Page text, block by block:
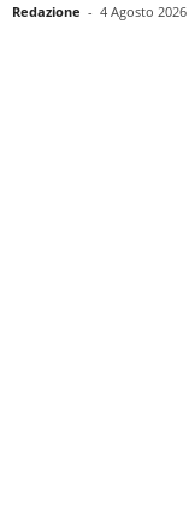
Redazione - 4 Agosto 2026